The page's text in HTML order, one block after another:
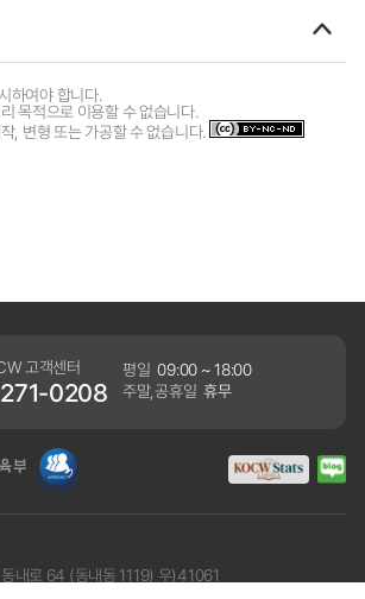
하여야 합니다.
목적으로 이용할 수 없습니다.
, 변형 또는 가공할 수 없습니다.
고객센터
0208
평일 09:00 ~ 18:00
주말,공휴일 휴무
내로 64 (동내동 1119) 우)41061